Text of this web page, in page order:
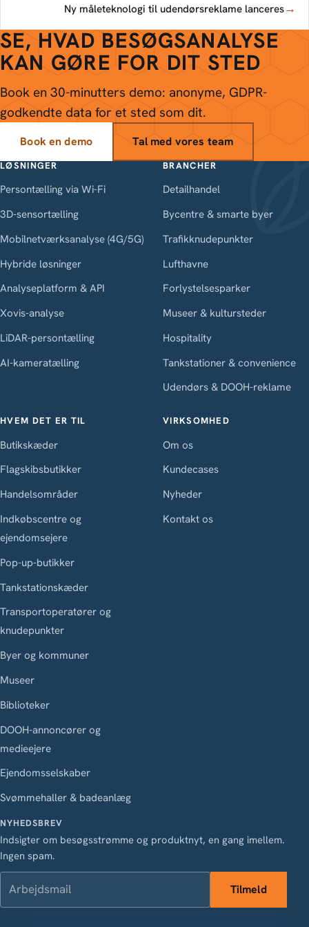
Ny måleteknologi til udendørsreklame lanceres→
SE, HVAD BESØGSANALYSE
KAN GØRE FOR DIT STED
Book en 30-minutters demo: anonyme, GDPR-
godkendte data for et sted som dit.
Book en demo Tal med vores team
LØSNINGER
Persontælling via Wi-Fi
3D-sensortælling
Mobilnetværksanalyse (4G/5G)
Hybride løsninger
Analyseplatform & API
Xovis-analyse
LiDAR-persontælling
AI-kameratælling
BRANCHER
Detailhandel
Bycentre & smarte byer
Trafikknudepunkter
Lufthavne
Forlystelsesparker
Museer & kultursteder
Hospitality
Tankstationer & convenience
Udendørs & DOOH-reklame
HVEM DET ER TIL
Butikskæder
Flagskibsbutikker
Handelsområder
Indkøbscentre og
ejendomsejere
Pop-up-butikker
Tankstationskæder
Transportoperatører og
knudepunkter
Byer og kommuner
Museer
Biblioteker
DOOH-annoncører og
medieejere
Ejendomsselskaber
Svømmehaller & badeanlæg
VIRKSOMHED
Om os
Kundecases
Nyheder
Kontakt os
NYHEDSBREV
Indsigter om besøgsstrømme og produktnyt, en gang imellem.
Ingen spam.
Tilmeld